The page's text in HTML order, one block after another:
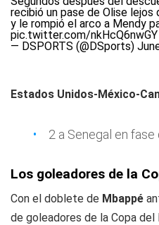
recibió un pase de Olise lejos
y le rompió el arco a Mendy
pic.twitter.com/nkHcQ6nwGY
— DSPORTS (@DSports)
Estados Unidos-México-
2 a Senegal en
Los goleadores de la
Con el doblete de Mbappé
de goleadores de la Copa del